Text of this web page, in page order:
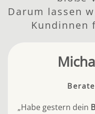
Darum lassen
Kundinnen
„Habe gestern dein